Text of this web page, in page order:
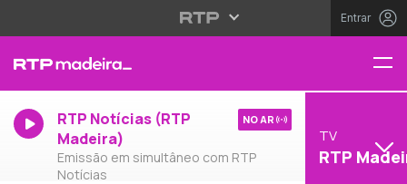
Entrar
RTP Notícias (RTP
Madeira)
Emissão em simultâneo com RTP
Notícias
NO AR
TV
RTP